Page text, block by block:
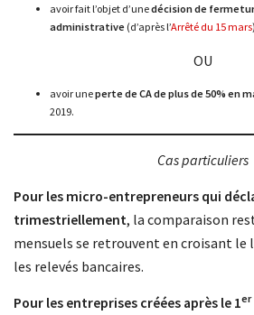
avoir fait l’objet d’unedécision de
administrative (d’après l’Arrêté du 15 mars)
OU
avoir uneperte de CA de plus de 50% en
2019.
Cas particuliers
Pour les micro-entrepreneurs qui
trimestriellement, la comparaison
mensuels se retrouvent en croisant le
les relevés bancaires.
Pour les entreprises créées après le 1er